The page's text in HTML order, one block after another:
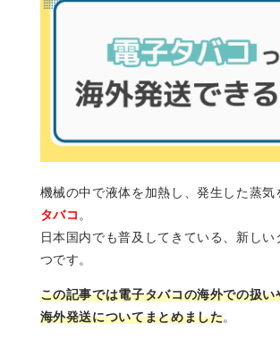
機械の中で液体を加熱し、発生した蒸気
タバコ 。
日本国内でも普及してきている、新しい
つです。
この記事では電子タバコの海外での扱い
海外発送についてまとめました。